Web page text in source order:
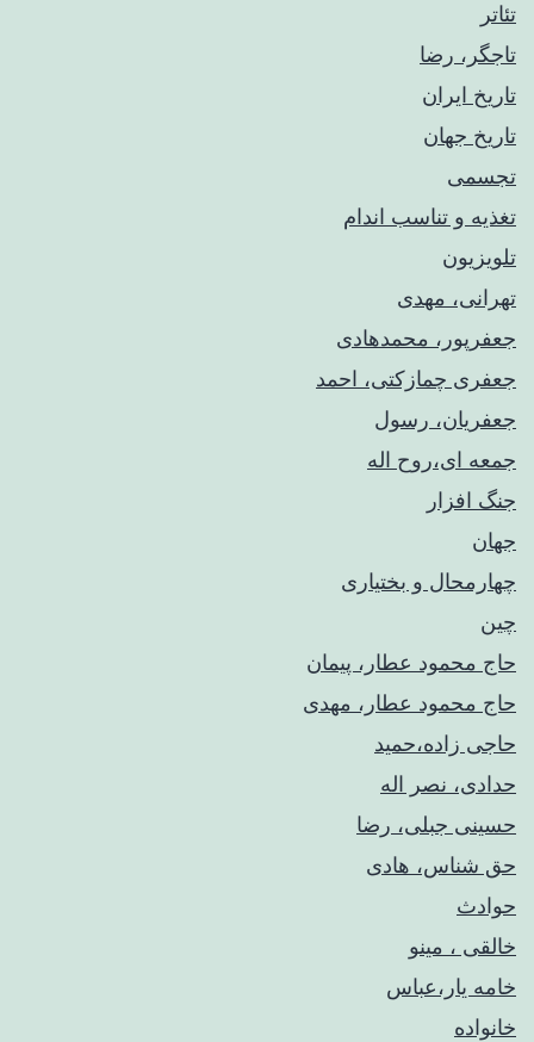
تئاتر
تاجگر، رضا
تاریخ ایران
تاریخ جهان
تجسمی
تغذیه و تناسب اندام
تلویزیون
تهرانی، مهدی
جعفرپور، محمدهادی
جعفری چمازکتی، احمد
جعفریان، رسول
جمعه ای،روح اله
جنگ افزار
جهان
چهارمحال و بختیاری
چین
حاج محمود عطار، پیمان
حاج محمود عطار، مهدی
حاجی زاده،حمید
حدادی، نصر اله
حسینی جبلی، رضا
حق شناس، هادی
حوادث
خالقی ، مینو
خامه یار،عباس
خانواده